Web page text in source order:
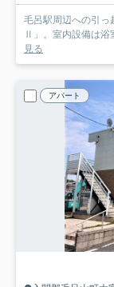
毛呂駅周辺への引っ
Ⅱ」。室内設備は浴
見る
アパート